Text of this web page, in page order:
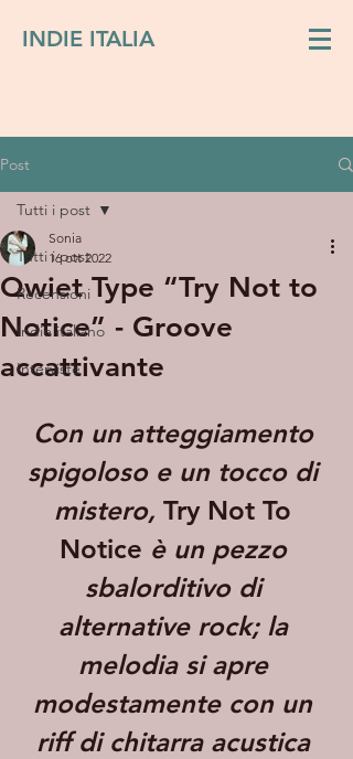
INDIE ITALIA
Post
Tutti i post
Recensioni
Indie italiano
Interviste
Tutti i post
Qwiet Type “Try Not to
Notice” - Groove
accattivante
Sonia
16 ott 2022
Con un atteggiamento
spigoloso e un tocco di
mistero, Try Not To
Notice è un pezzo
sbalorditivo di
alternative rock; la
melodia si apre
modestamente con un
riff di chitarra acustica